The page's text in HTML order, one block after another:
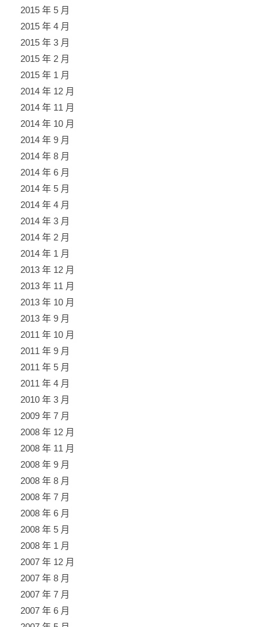
2015 年 5 月
2015 年 4 月
2015 年 3 月
2015 年 2 月
2015 年 1 月
2014 年 12 月
2014 年 11 月
2014 年 10 月
2014 年 9 月
2014 年 8 月
2014 年 6 月
2014 年 5 月
2014 年 4 月
2014 年 3 月
2014 年 2 月
2014 年 1 月
2013 年 12 月
2013 年 11 月
2013 年 10 月
2013 年 9 月
2011 年 10 月
2011 年 9 月
2011 年 5 月
2011 年 4 月
2010 年 3 月
2009 年 7 月
2008 年 12 月
2008 年 11 月
2008 年 9 月
2008 年 8 月
2008 年 7 月
2008 年 6 月
2008 年 5 月
2008 年 1 月
2007 年 12 月
2007 年 8 月
2007 年 7 月
2007 年 6 月